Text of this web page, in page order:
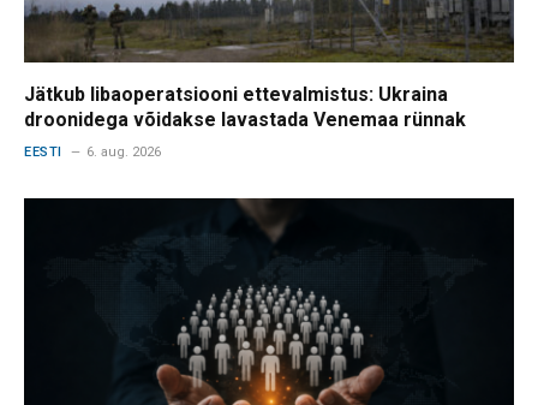
Jätkub libaoperatsiooni ettevalmistus: Ukraina
droonidega võidakse lavastada Venemaa rünnak
EESTI 6. aug. 2026